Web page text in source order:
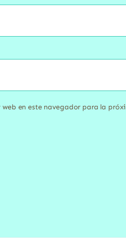
en este navegador para la